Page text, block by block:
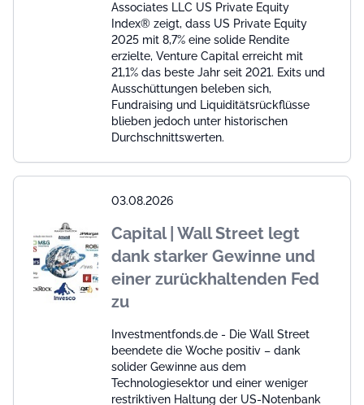
Associates LLC US Private Equity
Index® zeigt, dass US Private Equity
2025 mit 8,7% eine solide Rendite
erzielte, Venture Capital erreicht mit
21,1% das beste Jahr seit 2021. Exits und
Ausschüttungen beleben sich,
Fundraising und Liquiditätsrückflüsse
blieben jedoch unter historischen
Durchschnittswerten.
03.08.2026
Capital | Wall Street legt
dank starker Gewinne und
einer zurückhaltenden Fed
zu
Investmentfonds.de - Die Wall Street
beendete die Woche positiv – dank
solider Gewinne aus dem
Technologiesektor und einer weniger
restriktiven Haltung der US-Notenbank